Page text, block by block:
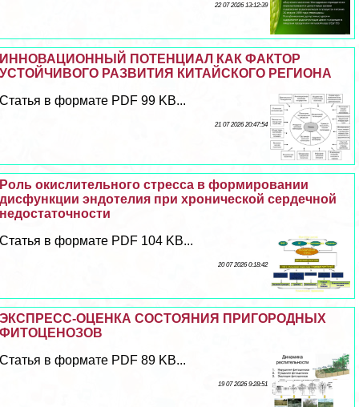
22 07 2026 13:12:39
ИННОВАЦИОННЫЙ ПОТЕНЦИАЛ КАК ФАКТОР
УСТОЙЧИВОГО РАЗВИТИЯ КИТАЙСКОГО РЕГИОНА
Статья в формате PDF 99 KB...
21 07 2026 20:47:54
Роль окислительного стресса в формировании
дисфункции эндотелия при хронической сердечной
недостаточности
Статья в формате PDF 104 KB...
20 07 2026 0:18:42
ЭКСПРЕСС-ОЦЕНКА СОСТОЯНИЯ ПРИГОРОДНЫХ
ФИТОЦЕНОЗОВ
Статья в формате PDF 89 KB...
19 07 2026 9:28:51